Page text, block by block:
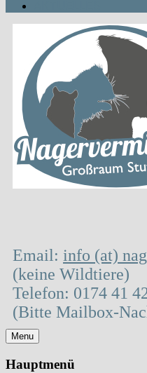
Email: info (at)
(keine Wildtiere)
Telefon: 0174 41
(Bitte Mailbox-
Menu
Hauptmenü